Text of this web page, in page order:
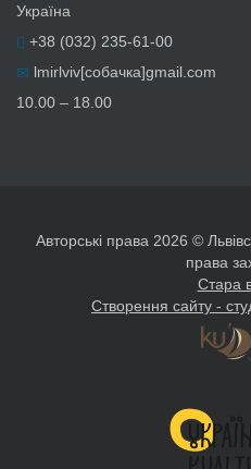
Україна
+38 (032) 235-61-00
lmirlviv[собачка]gmail.com
10.00 – 18.00
Авторські права 2026 ©
права
Стара
Створення сайту -